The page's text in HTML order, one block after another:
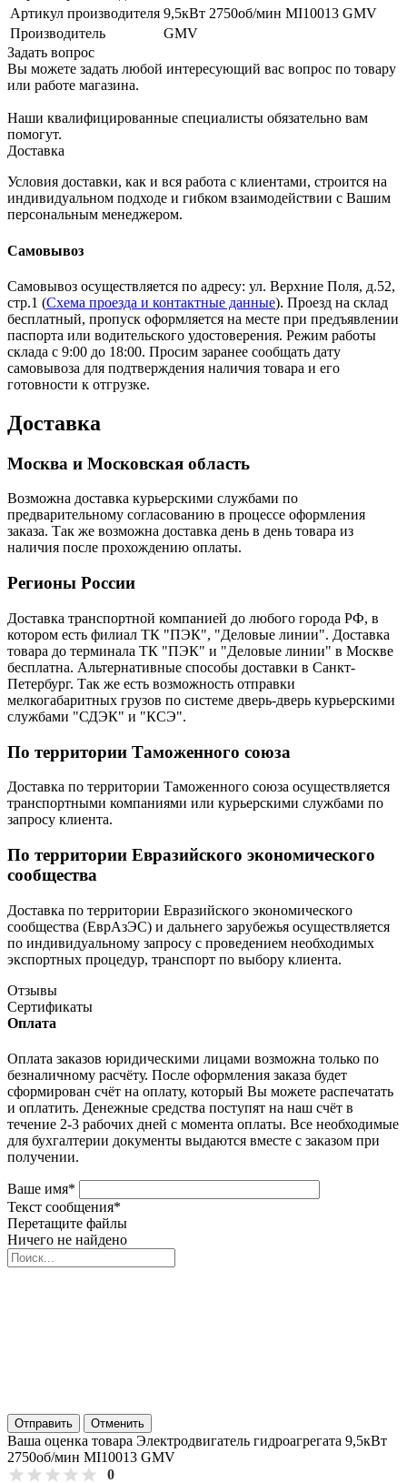
Артикул производителя 9,5кВт 2750об/мин MI10013 GMV
Производитель
GMV
Задать вопрос
Вы можете задать любой интересующий вас вопрос по товару
или работе магазина.
Наши квалифицированные специалисты обязательно вам
помогут.
Доставка
Условия доставки, как и вся работа с клиентами, строится на
индивидуальном подходе и гибком взаимодействии с Вашим
персональным менеджером.
Самовывоз
Самовывоз осуществляется по адресу: ул. Верхние Поля, д.52,
стр.1 (Схема проезда и контактные данные). Проезд на склад
бесплатный, пропуск оформляется на месте при предъявлении
паспорта или водительского удостоверения. Режим работы
склада с 9:00 до 18:00. Просим заранее сообщать дату
самовывоза для подтверждения наличия товара и его
готовности к отгрузке.
Доставка
Москва и Московская область
Возможна доставка курьерскими службами по
предварительному согласованию в процессе оформления
заказа. Так же возможна доставка день в день товара из
наличия после прохождению оплаты.
Регионы России
Доставка транспортной компанией до любого города РФ, в
котором есть филиал ТК "ПЭК", "Деловые линии". Доставка
товара до терминала ТК "ПЭК" и "Деловые линии" в Москве
бесплатна. Альтернативные способы доставки в Санкт-
Петербург. Так же есть возможность отправки
мелкогабаритных грузов по системе дверь-дверь курьерскими
службами "СДЭК" и "КСЭ".
По территории Таможенного союза
Доставка по территории Таможенного союза осуществляется
транспортными компаниями или курьерскими службами по
запросу клиента.
По территории Евразийского экономического
сообщества
Доставка по территории Евразийского экономического
сообщества (ЕврАзЭС) и дальнего зарубежья осуществляется
по индивидуальному запросу с проведением необходимых
экспортных процедур, транспорт по выбору клиента.
Отзывы
Сертификаты
Оплата
Оплата заказов юридическими лицами возможна только по
безналичному расчёту. После оформления заказа будет
сформирован счёт на оплату, который Вы можете распечатать
и оплатить. Денежные средства поступят на наш счёт в
течение 2-3 рабочих дней с момента оплаты. Все необходимые
для бухгалтерии документы выдаются вместе с заказом при
получении.
Ваше имя*
Текст сообщения*
Перетащите файлы
Ничего не найдено
Отправить Отменить
Ваша оценка товара Электродвигатель гидроагрегата 9,5кВт
2750об/мин MI10013 GMV
0